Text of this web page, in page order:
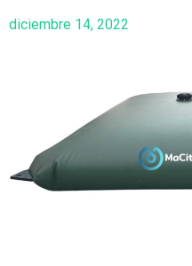
diciembre 14, 2022